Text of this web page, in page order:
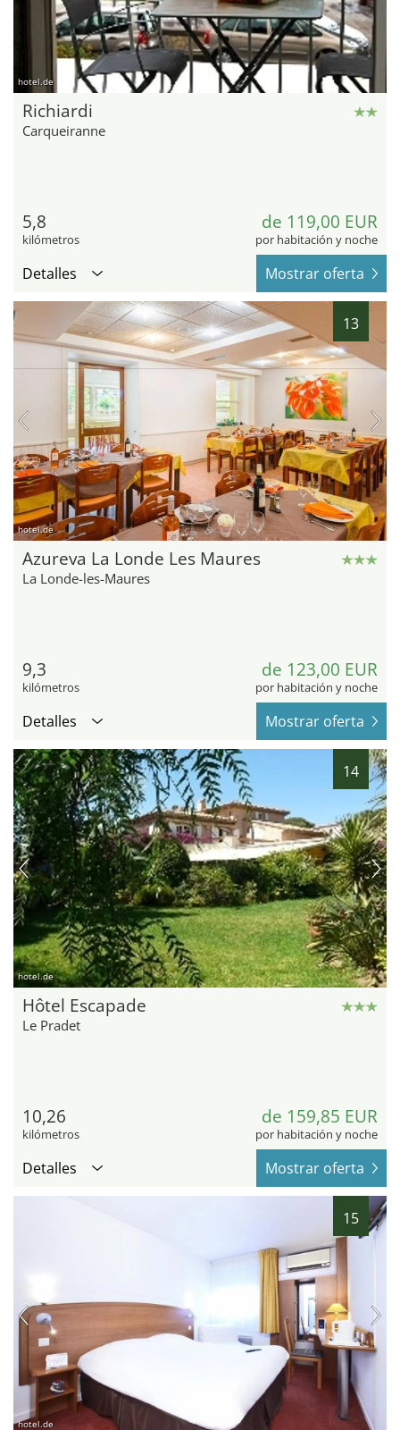
hotel.de
Richiardi
Carqueiranne
5,8
kilómetros
de 119,00 EUR
por habitación y noche
Detalles Mostrar oferta
13
hotel.de
Azureva La Londe Les Maures
La Londe-les-Maures
9,3
kilómetros
de 123,00 EUR
por habitación y noche
Detalles Mostrar oferta
14
hotel.de
Hôtel Escapade
Le Pradet
10,26
kilómetros
de 159,85 EUR
por habitación y noche
Detalles Mostrar oferta
15
hotel.de